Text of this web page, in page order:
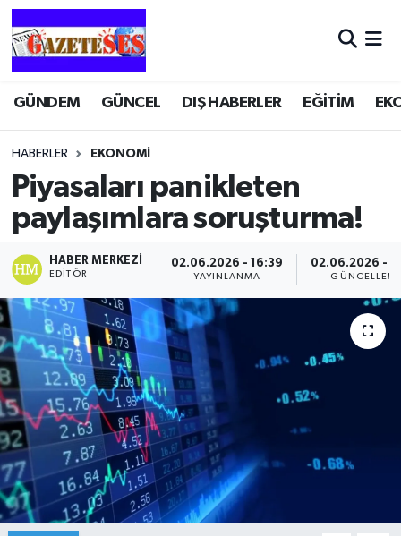
GÜNDEM GÜNCEL DIŞ HABERLER EĞİTİM
HABERLER EKONOMİ
Piyasaları panikleten
paylaşımlara soruşturma!
HABER MERKEZI
EDITÖR
02.06.2026 - 16:39
YAYINLANMA
02.06.2026 -